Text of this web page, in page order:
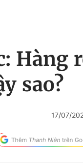
Hàng
sao?
17/07/